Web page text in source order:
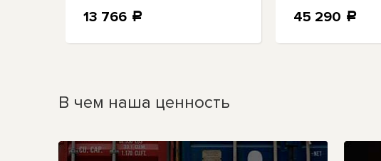
13 766 a 45 290 a
В чем наша ценность